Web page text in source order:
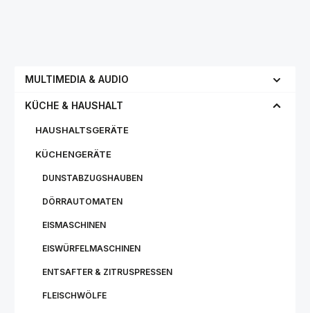
MULTIMEDIA & AUDIO
KÜCHE & HAUSHALT
HAUSHALTSGERÄTE
KÜCHENGERÄTE
DUNSTABZUGSHAUBEN
DÖRRAUTOMATEN
EISMASCHINEN
EISWÜRFELMASCHINEN
ENTSAFTER & ZITRUSPRESSEN
FLEISCHWÖLFE